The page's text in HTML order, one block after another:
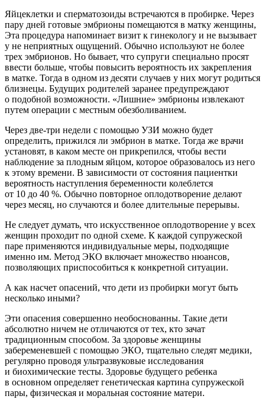
Яйцеклетки и сперматозоиды встречаются в пробирке. Через
пару дней готовые эмбрионы помещаются в матку женщины,
Эта процедура напоминает визит к гинекологу и не вызывает
у не неприятных ощущений. Обычно используют не более
трех эмбрионов. Но бывает, что супруги специально просят
ввести больше, чтобы повысить вероятность их закрепления
в матке. Тогда в одном из десяти случаев у них могут родиться
близнецы. Будущих родителей заранее предупреждают
о подобной возможности. «Лишние» эмбрионы извлекают
путем операции с местным обезболиванием.
Через две-три недели с помощью УЗИ можно будет
определить, прижился ли эмбрион в матке. Тогда же врачи
установят, в каком месте он прикрепился, чтобы вести
наблюдение за плодным яйцом, которое образовалось из него
к этому времени. В зависимости от состояния пациентки
вероятность наступления беременности колеблется
от 10 до 40 %. Обычно повторное оплодотворение делают
через месяц, но случаются и более длительные перерывы.
Не следует думать, что искусственное оплодотворение у всех
женщин проходит по одной схеме. К каждой супружеской
паре применяются индивидуальные меры, подходящие
именно им. Метод ЭКО включает множество нюансов,
позволяющих приспособиться к конкретной ситуации.
А как насчет опасений, что дети из пробирки могут быть
несколько иными?
Эти опасения совершенно необоснованны. Такие дети
абсолютно ничем не отличаются от тех, кто зачат
традиционным способом. За здоровье женщины
забеременевшей с помощью ЭКО, тщательно следят медики,
регулярно проводя ультразвуковые исследования
и биохимические тесты. Здоровье будущего ребенка
в основном определяет генетическая картина супружеской
пары, физическая и моральная состояние матери.